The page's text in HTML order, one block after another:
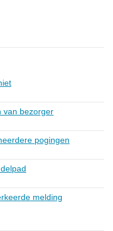
van bezorger
pogingen
melding